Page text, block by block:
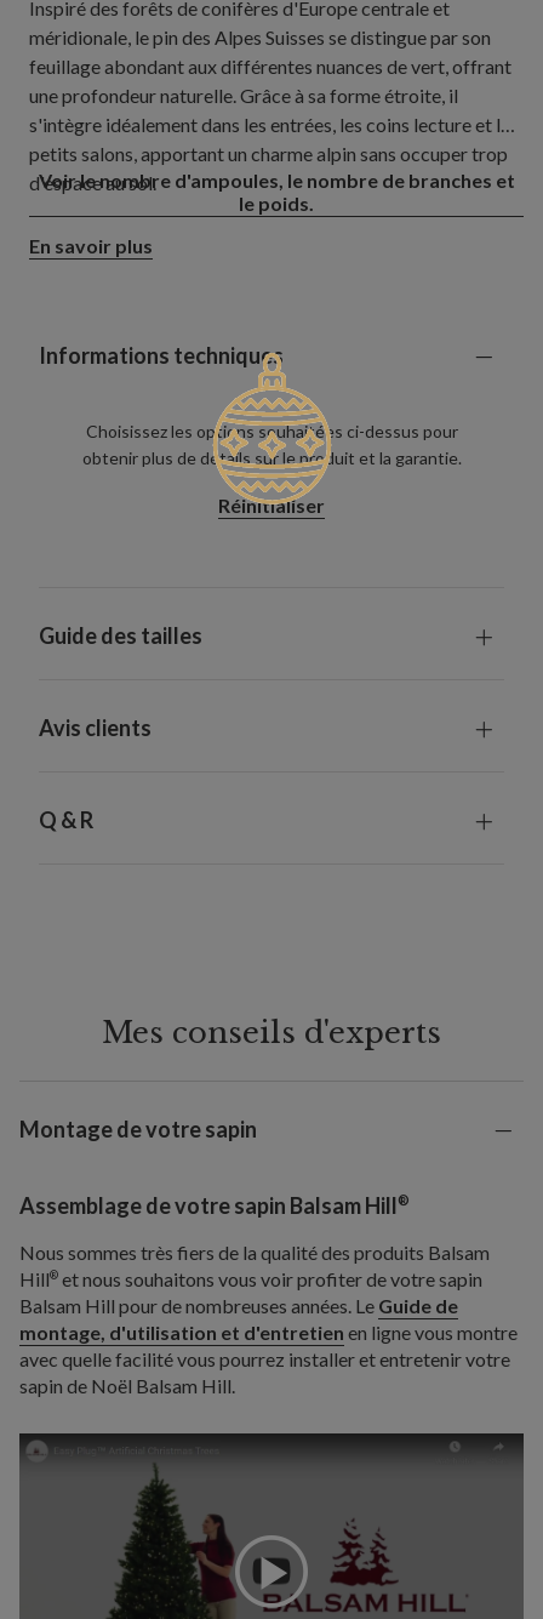
Inspiré des forêts de conifères d'Europe centrale et
méridionale, le pin des Alpes Suisses se distingue par son
feuillage abondant aux différentes nuances de vert, offrant
une profondeur naturelle. Grâce à sa forme étroite, il
s'intègre idéalement dans les entrées, les coins lecture et les
petits salons, apportant un charme alpin sans occuper trop
d'espace au sol.
Voir le nombre d'ampoules, le nombre de branches et
le poids.
En savoir plus
Informations techniques
Choisissez les options souhaitées ci-dessus pour
obtenir plus de détails sur le produit et la garantie.
Réinitialiser
Guide des tailles
Avis clients
Q & R
Mes conseils d'experts
Montage de votre sapin
Assemblage de votre sapin Balsam Hill®
Nous sommes très fiers de la qualité des produits Balsam
Hill® et nous souhaitons vous voir profiter de votre sapin
Balsam Hill pour de nombreuses années. Le Guide de
montage, d'utilisation et d'entretien en ligne vous montre
avec quelle facilité vous pourrez installer et entretenir votre
sapin de Noël Balsam Hill.